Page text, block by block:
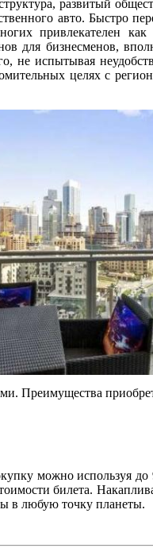
развитый
авто. Быстро
привлекателен
для бизнесменов,
не испытывая
целях с
Преимущества
можно используя до
билета.
в любую точку планеты.